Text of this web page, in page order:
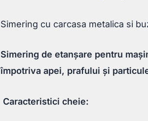
Simering cu carcasa metalica si
Simering de etanșare pentru
împotriva apei, prafului și
Caracteristici cheie: